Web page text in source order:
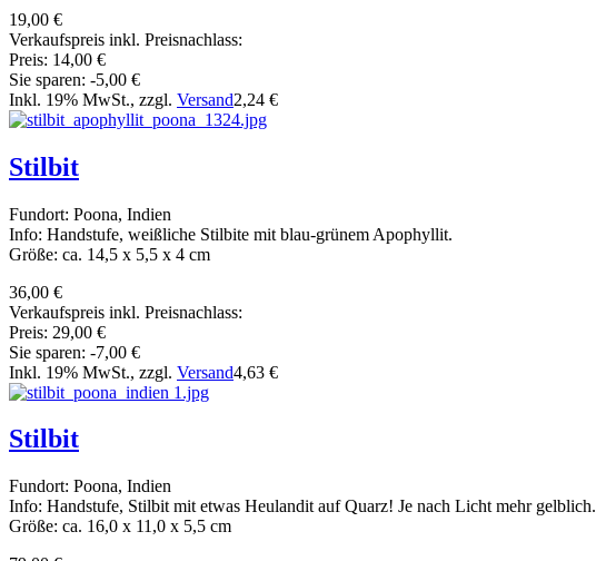
19,00 €
Verkaufspreis inkl. Preisnachlass:
Preis: 14,00 €
Sie sparen: -5,00 €
Inkl. 19% MwSt., zzgl. Versand2,24 €
Stilbit
Fundort: Poona, Indien
Info: Handstufe, weißliche Stilbite mit blau-grünem Apophyllit.
Größe: ca. 14,5 x 5,5 x 4 cm
36,00 €
Verkaufspreis inkl. Preisnachlass:
Preis: 29,00 €
Sie sparen: -7,00 €
Inkl. 19% MwSt., zzgl. Versand4,63 €
Stilbit
Fundort: Poona, Indien
Info: Handstufe, Stilbit mit etwas Heulandit auf Quarz! Je nach Licht mehr gelblich.
Größe: ca. 16,0 x 11,0 x 5,5 cm